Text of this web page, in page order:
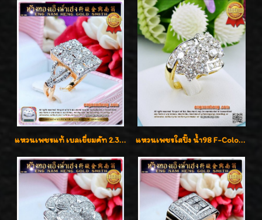
แหวนเพชรแท้ เบลเยี่ยมคัท 2.39 กะรัต น้ำ 98 F-Color/VVS ดีไซน์หน้ากว้างหรูเต็มนิ้ว แหวนเพชรใสปิ๊ง น้ำ98 F-Color/VVS1 น้ำหนักเพชรรวม 2.56 กะรัต ใส่เต็มนิ้วเพชรเป็นน้ำเป็นเนื้อสวยมากๆค่ะ